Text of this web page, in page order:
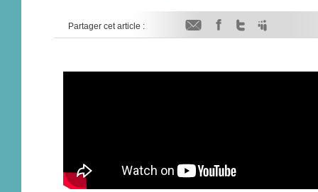
Partager cet article :